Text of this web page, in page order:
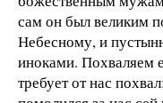
сам он был великим
Небесному, и
иноками. Похваляем
требует от нас